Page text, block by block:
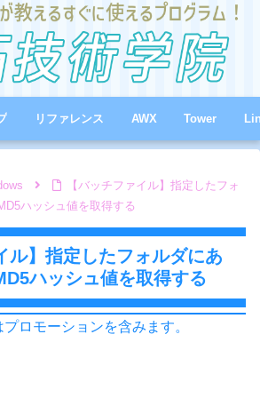
リファレンス AWX Tower
【バッチファイル】指定したフォ
ハッシュ値を取得する
ル】指定したフォルダにあ
ハッシュ値を取得する
ロモーションを含みます。